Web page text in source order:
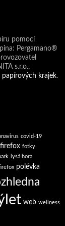
pomocí
Pergamano®
s.r.o..
krajek.
covid-19
firefox fotky
lysá hora
polévka
web wellness